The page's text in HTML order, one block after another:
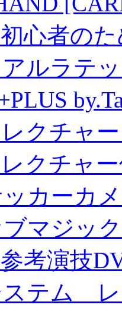
初心者の
ルラテ
クチャ
クチャ
カーカ
マジッ
考演技
ステム